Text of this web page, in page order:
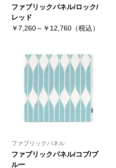
ファブリックパネル/ロック/
レッド
￥7,260～￥12,760（税込）
ファブリックパネル
ファブリックパネル/コブ/ブ
ルー